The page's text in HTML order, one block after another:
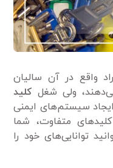
واقع در آن سالیان
ولی شغل کلید
ایجاد سیستم‌های ایمنی
متفاوت، شما
توانایی‌های خود را